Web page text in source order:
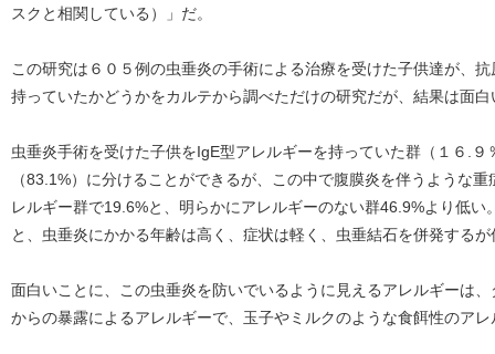
スクと相関している）」だ。
この研究は６０５例の虫垂炎の手術による治療を受けた子供達が、
持っていたかどうかをカルテから調べただけの研究だが、結果は面白
虫垂炎手術を受けた子供をIgE型アレルギーを持っていた群（１６.
（83.1%）に分けることができるが、この中で腹膜炎を伴うような
レルギー群で19.6%と、明らかにアレルギーのない群46.9%より低
と、虫垂炎にかかる年齢は高く、症状は軽く、虫垂結石を併発するが
面白いことに、この虫垂炎を防いでいるように見えるアレルギーは
からの暴露によるアレルギーで、玉子やミルクのような食餌性のア